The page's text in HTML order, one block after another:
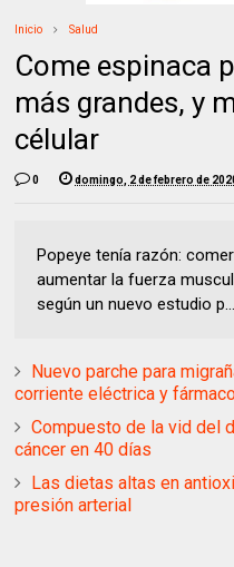
Inicio Salud
Come espinaca
más grandes, y
célular
0 domingo, 2 de febrero de
Popeye tenía razón:
aumentar la fuerza
según un nuevo estudio p...
Nuevo parche para
corriente eléctrica y
Compuesto de la vid del
cáncer en 40 días
Las dietas altas en
presión arterial